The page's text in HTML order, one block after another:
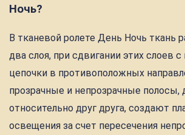
Ночь?
В тканевой ролете День Ночь ткань
два слоя, при сдвигании этих слоев
цепочки в противоположных
прозрачные и непрозрачные полосы,
относительно друг друга, создают
освещения за счет пересечения